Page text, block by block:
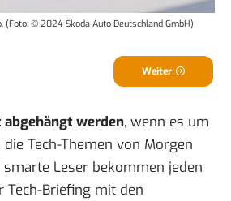
(Foto: © 2024 Škoda Auto Deutschland GmbH)
Weiter
werden, wenn es um
die Tech-Themen von Morgen
Leser bekommen jeden
Tech-Briefing mit den